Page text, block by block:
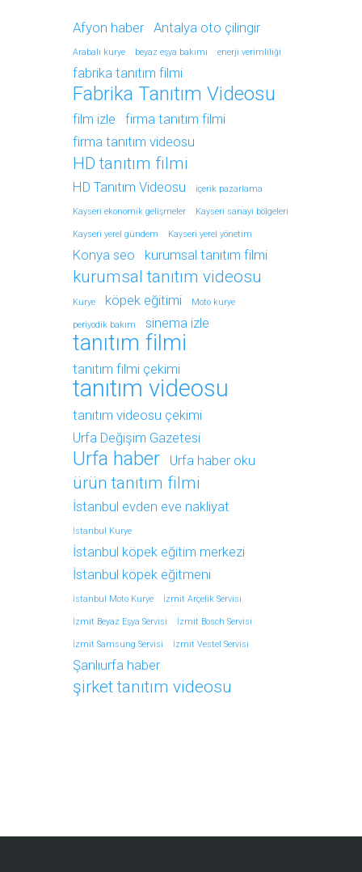
Afyon haber Antalya oto çilingir
Arabalı kurye beyaz eşya bakımı enerji verimliliği
fabrika tanıtım filmi
Fabrika Tanıtım Videosu
film izle
firma tanıtım filmi
firma tanıtım videosu
HD tanıtım filmi
HD Tanıtım Videosu içerik pazarlama
Kayseri ekonomik gelişmeler Kayseri sanayi bölgeleri
Kayseri yerel gündem Kayseri yerel yönetim
Konya seo kurumsal tanıtım filmi
kurumsal tanıtım videosu
Kurye köpek eğitimi Moto kurye
periyodik bakım sinema izle
tanıtım filmi
tanıtım filmi çekimi
tanıtım videosu
tanıtım videosu çekimi
Urfa Değişim Gazetesi
Urfa haber Urfa haber oku
ürün tanıtım filmi
İstanbul evden eve nakliyat
İstanbul Kurye
İstanbul köpek eğitim merkezi
İstanbul köpek eğitmeni
İstanbul Moto Kurye İzmit Arçelik Servisi
İzmit Beyaz Eşya Servisi İzmit Bosch Servisi
İzmit Samsung Servisi İzmit Vestel Servisi
Şanlıurfa haber
şirket tanıtım videosu